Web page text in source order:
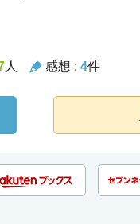
人 感想 : 4件